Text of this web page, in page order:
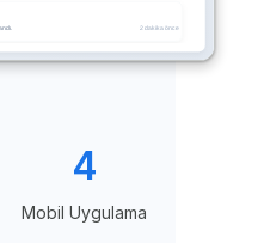
4
Mobil Uygulama